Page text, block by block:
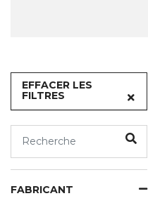
EFFACER LES
FILTRES
FABRICANT